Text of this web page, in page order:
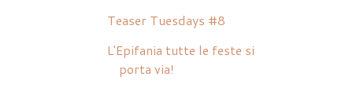
Teaser Tuesdays #8
L'Epifania tutte le feste si
porta via!